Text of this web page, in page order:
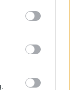
may click to
party tags to
below Google
poszukuje
CrossFit,
CrossFit,
i umysł.